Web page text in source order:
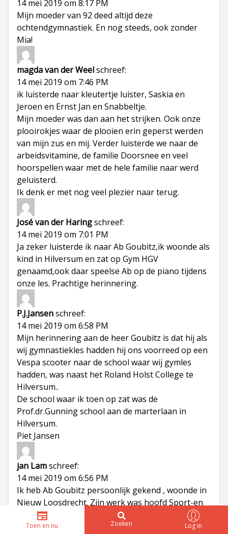
Toen en nu Zoeken Log in
14 mei 2019 om 8:17 PM
Mijn moeder van 92 deed altijd deze
ochtendgymnastiek. En nog steeds, ook zonder
Mia!
magda van der Weelschreef:
14 mei 2019 om 7:46 PM
ik luisterde naar kleutertje luister, Saskia en
Jeroen en Ernst Jan en Snabbeltje.
Mijn moeder was dan aan het strijken. Ook onze
plooirokjes waar de plooien erin geperst werden
van mijn zus en mij. Verder luisterde we naar de
arbeidsvitamine, de familie Doorsnee en veel
hoorspellen waar met de hele familie naar werd
geluisterd.
Ik denk er met nog veel plezier naar terug.
José van der Haringschreef:
14 mei 2019 om 7:01 PM
Ja zeker luisterde ik naar Ab Goubitz,ik woonde als
kind in Hilversum en zat op Gym HGV
genaamd,ook daar speelse Ab op de piano tijdens
onze les. Prachtige herinnering.
P.J.Jansenschreef:
14 mei 2019 om 6:58 PM
Mijn herinnering aan de heer Goubitz is dat hij als
wij gymnastiekles hadden hij ons voorreed op een
Vespa scooter naar de school waar wij gymles
hadden, was naast het Roland Holst College te
Hilversum..
De school waar ik toen op zat was de
Prof.dr.Gunning school aan de marterlaan in
Hilversum.
Piet Jansen
jan Lamschreef:
14 mei 2019 om 6:56 PM
Ik heb Ab Goubitz persoonlijk gekend , woonde in
Nieuw Loosdrecht. Zijn werk was hoofd Sport-en
jeugdzaken , gemeente Hilversumk